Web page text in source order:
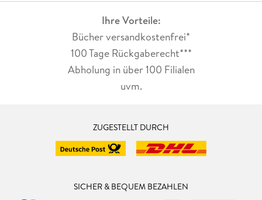
Ihre Vorteile:
Bücher versandkostenfrei*
100 Tage Rückgaberecht***
Abholung in über 100 Filialen
uvm.
ZUGESTELLT DURCH
SICHER & BEQUEM BEZAHLEN